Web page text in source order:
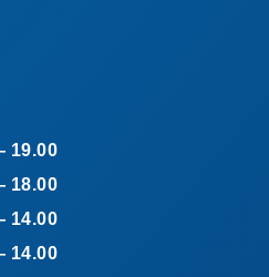
19.00
18.00
14.00
14.00